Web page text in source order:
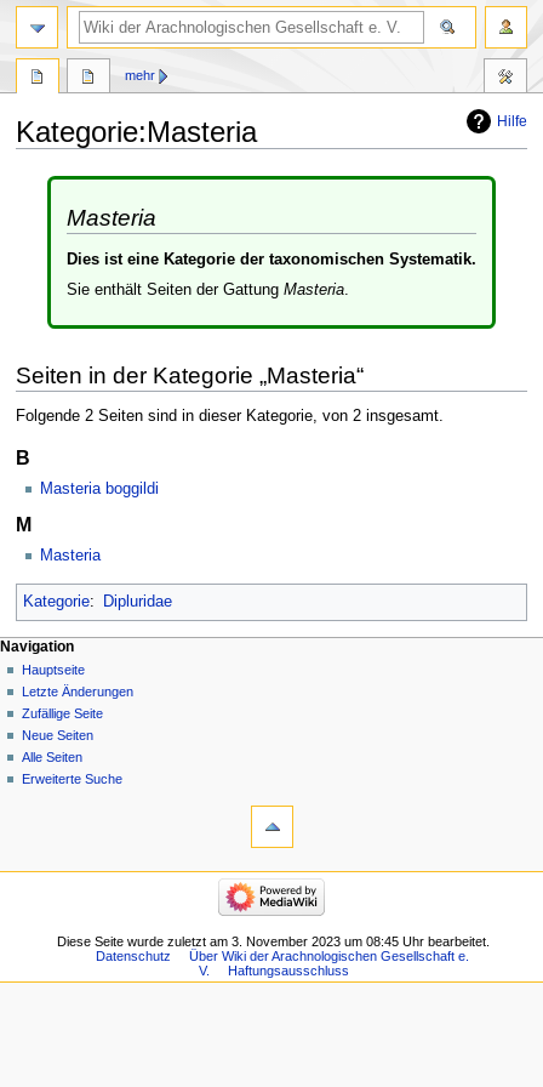
Hilfe
Kategorie:Masteria
springen
springenMasteria
Dies ist eine Kategorie der taxonomischen Systematik.
Sie enthält Seiten der Gattung Masteria.
Seiten in der Kategorie „Masteria“
Folgende 2 Seiten sind in dieser Kategorie, von 2 insgesamt.
B
Masteria boggildi
M
Masteria
Kategorie: Dipluridae
mehr
Navigation
Hauptseite
Letzte Änderungen
Zufällige Seite
Neue Seiten
Alle Seiten
Erweiterte Suche
Diese Seite wurde zuletzt am 3. November 2023 um 08:45 Uhr bearbeitet.
Datenschutz
Über Wiki der Arachnologischen Gesellschaft e.
V.
Haftungsausschluss